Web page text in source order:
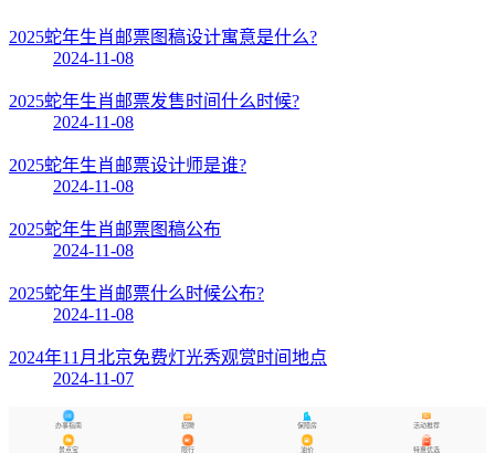
2025蛇年生肖邮票图稿设计寓意是什么?
2024-11-08
2025蛇年生肖邮票发售时间什么时候?
2024-11-08
2025蛇年生肖邮票设计师是谁?
2024-11-08
2025蛇年生肖邮票图稿公布
2024-11-08
2025蛇年生肖邮票什么时候公布?
2024-11-08
2024年11月北京免费灯光秀观赏时间地点
2024-11-07
办事指南 招聘 保障房 活动推荐
景点宝 限行 油价 特惠优选